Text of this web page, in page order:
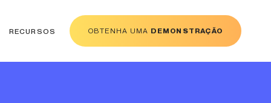
RECURSOS OBTENHA UMA DEMONSTRAÇÃO